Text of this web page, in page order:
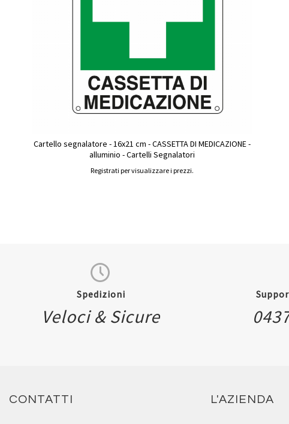
Cartello segnalatore - 16x21 cm - CASSETTA DI MEDICAZIONE -
alluminio - Cartelli Segnalatori
Registrati per visualizzare i prezzi.
Spedizioni
Veloci & Sicure
CONTATTI L'AZIENDA